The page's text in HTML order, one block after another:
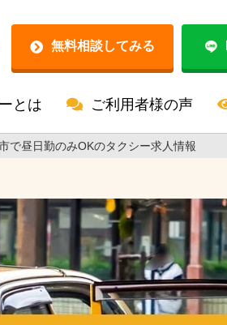
無料相談してみる
とは ご利用者様の声
で昼日勤のみOKのタクシー求人情報